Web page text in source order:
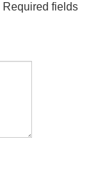
Required fields